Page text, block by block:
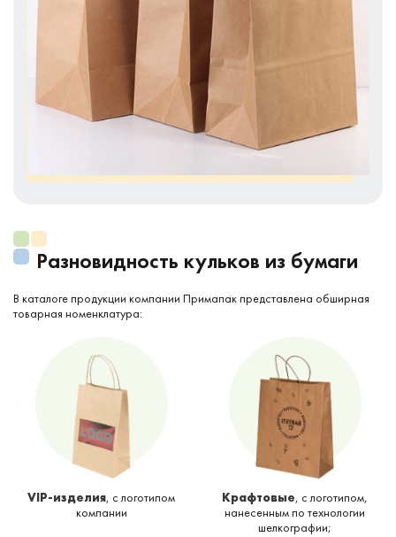
Разновидность кульков из бумаги
В каталоге продукции компании Примапак представлена обширная
товарная номенклатура:
VIP-изделия, с логотипом
компании
Крафтовые, с логотипом,
нанесенным по технологии
шелкографии;